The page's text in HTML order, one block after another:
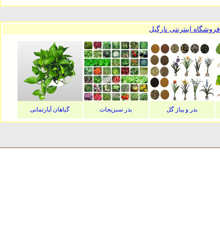
فروشگاه اینترنتی نارگیل
بذر و پیاز گل بذر سبزیجات گیاهان آپارتمانی